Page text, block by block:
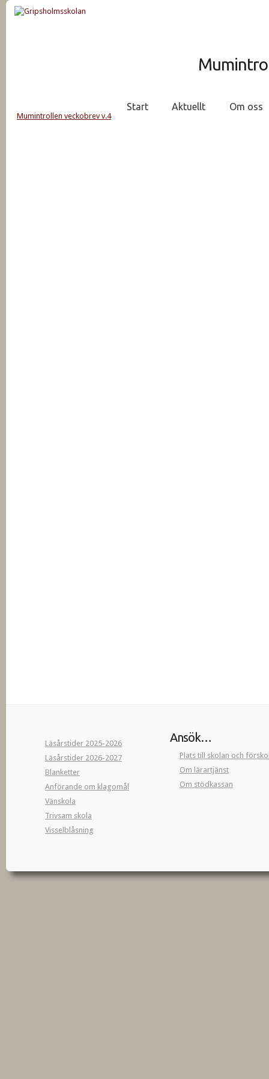
Start Aktuellt Om oss
Mumintrollen veckobrev v.4
Läsårstider 2025-2026
Läsårstider 2026-2027
Blanketter
Anförande om klagomål
Vänskola
Trivsam skola
Visselblåsning
Ansök…
Plats till skolan och
Om lärartjänst
Om stödkassan